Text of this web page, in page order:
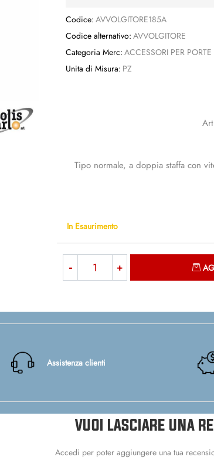
Codice: AVVOLGITORE185A
Codice alternativo: AVVOLGITORE
Categoria Merc: ACCESSORI PER
Unita di Misura: PZ
Tipo normale, a doppia staffa con
In Esaurimento
Assistenza clienti
VUOI LASCIARE UNA
Accedi per poter aggiungere una tua